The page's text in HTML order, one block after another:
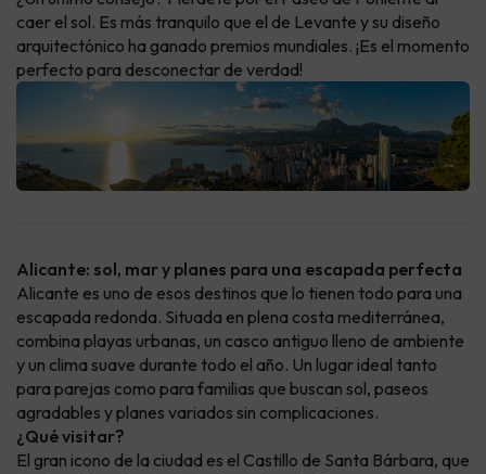
caer el sol. Es más tranquilo que el de Levante y su diseño
arquitectónico ha ganado premios mundiales. ¡Es el momento
perfecto para desconectar de verdad!
Alicante: sol, mar y planes para una escapada perfecta
Alicante es uno de esos destinos que lo tienen todo para una
escapada redonda. Situada en plena costa mediterránea,
combina playas urbanas, un casco antiguo lleno de ambiente
y un clima suave durante todo el año. Un lugar ideal tanto
para parejas como para familias que buscan sol, paseos
agradables y planes variados sin complicaciones.
¿Qué visitar?
El gran icono de la ciudad es el Castillo de Santa Bárbara, que